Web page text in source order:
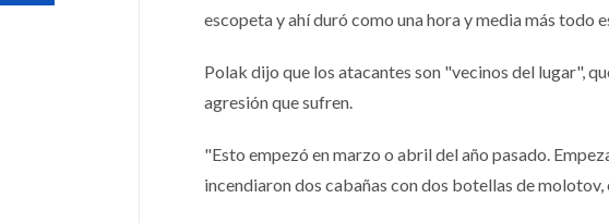
escopeta y ahí duró como una hora y media más todo
Polak dijo que los atacantes son "vecinos del lugar",
agresión que sufren.
"Esto empezó en marzo o abril del año pasado.
incendiaron dos cabañas con dos botellas de